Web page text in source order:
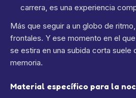
carrera, es una experiencia
Más que seguir a un globo de
frontales. Y ese momento en el
se estira en una subida corta suele
memoria.
Material específico para la